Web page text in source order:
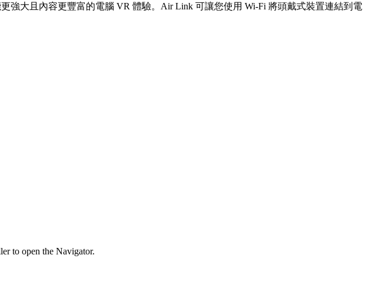
強大且內容更豐富的電腦 VR 體驗。Air Link 可讓您使用 Wi-Fi 將頭戴式裝置連結到電
to open the Navigator.